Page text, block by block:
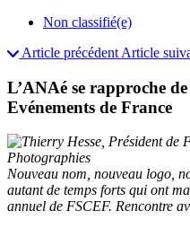
Non classifié(e)
Article précédent Article
L’ANAé se rapproche
Evénements de France
Nouveau nom, nouveau logo,
autant de temps forts qui ont
annuel de FSCEF. Rencontre